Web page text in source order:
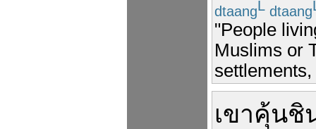
dtaangL dtaang
"People
Muslims or
เขาคุ้นชิ